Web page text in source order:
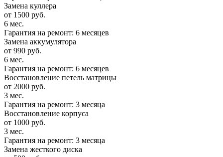
Замена куллера
от 1500 руб.
6 мес.
Гарантия на ремонт: 6 месяцев
Замена аккумулятора
от 990 руб.
6 мес.
Гарантия на ремонт: 6 месяцев
Восстановление петель матрицы
от 2000 руб.
3 мес.
Гарантия на ремонт: 3 месяца
Восстановление корпуса
от 1000 руб.
3 мес.
Гарантия на ремонт: 3 месяца
Замена жесткого диска